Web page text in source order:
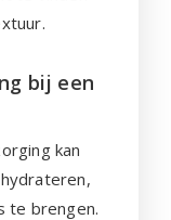
bij een
kan
te brengen.